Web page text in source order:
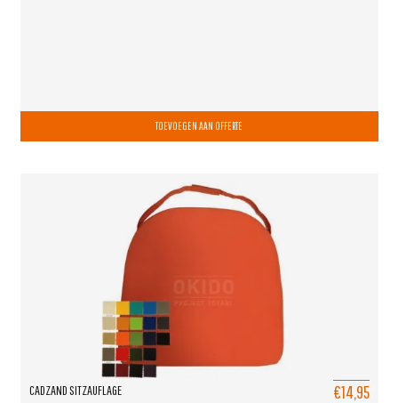
TOEVOEGEN AAN OFFERTE
CADZAND SITZAUFLAGE €14,95